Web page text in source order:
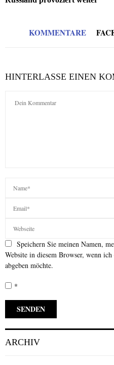
KOMMENTARE
HINTERLASSE EINEN
Speichern Sie meinen Namen,
Website in diesem Browser, wenn
abgeben möchte.
*
ARCHIV